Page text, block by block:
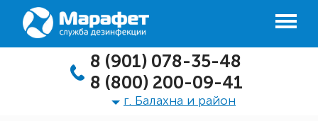
8 (901) 078-35-48
8 (800) 200-09-41
г. Балахна и район